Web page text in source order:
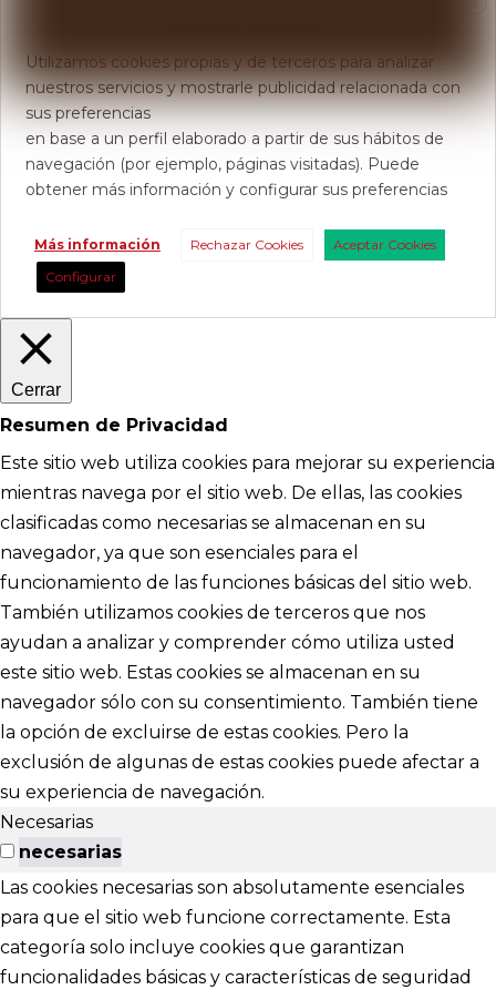
Utilizamos cookies propias y de terceros para analizar
nuestros servicios y mostrarle publicidad relacionada con
sus preferencias
en base a un perfil elaborado a partir de sus hábitos de
navegación (por ejemplo, páginas visitadas). Puede
obtener más información y configurar sus preferencias
Más información Rechazar Cookies
Aceptar Cookies
Configurar
Cerrar
Resumen de Privacidad
Este sitio web utiliza cookies para mejorar su experiencia
mientras navega por el sitio web. De ellas, las cookies
clasificadas como necesarias se almacenan en su
navegador, ya que son esenciales para el
funcionamiento de las funciones básicas del sitio web.
También utilizamos cookies de terceros que nos
ayudan a analizar y comprender cómo utiliza usted
este sitio web. Estas cookies se almacenan en su
navegador sólo con su consentimiento. También tiene
la opción de excluirse de estas cookies. Pero la
exclusión de algunas de estas cookies puede afectar a
su experiencia de navegación.
Necesarias
necesarias
Las cookies necesarias son absolutamente esenciales
para que el sitio web funcione correctamente. Esta
categoría solo incluye cookies que garantizan
funcionalidades básicas y características de seguridad